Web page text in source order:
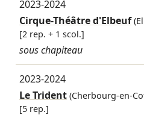
2023-2024
Cirque-Théâtre d'Elbeuf
[2 rep. + 1 scol.]
sous chapiteau
2023-2024
Le Trident(Cherbourg-en-
[5 rep.]